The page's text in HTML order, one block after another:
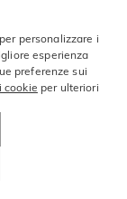
personalizzare i
esperienza
preferenze sui
cookie per ulteriori